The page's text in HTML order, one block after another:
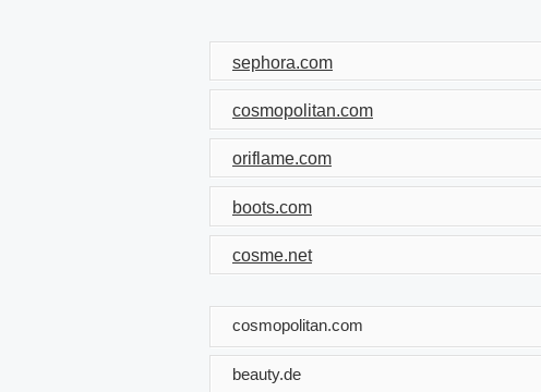
sephora.com
cosmopolitan.com
oriflame.com
boots.com
cosme.net
cosmopolitan.com
beauty.de